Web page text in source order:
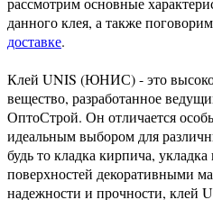
данного клея, а также
доставке.
Клей UNIS (ЮНИС) - это
вещество, разработанное
ОптоСтрой. Он отличается
идеальным выбором для
будь то кладка кирпича,
поверхностей декоративными
надежности и прочности,